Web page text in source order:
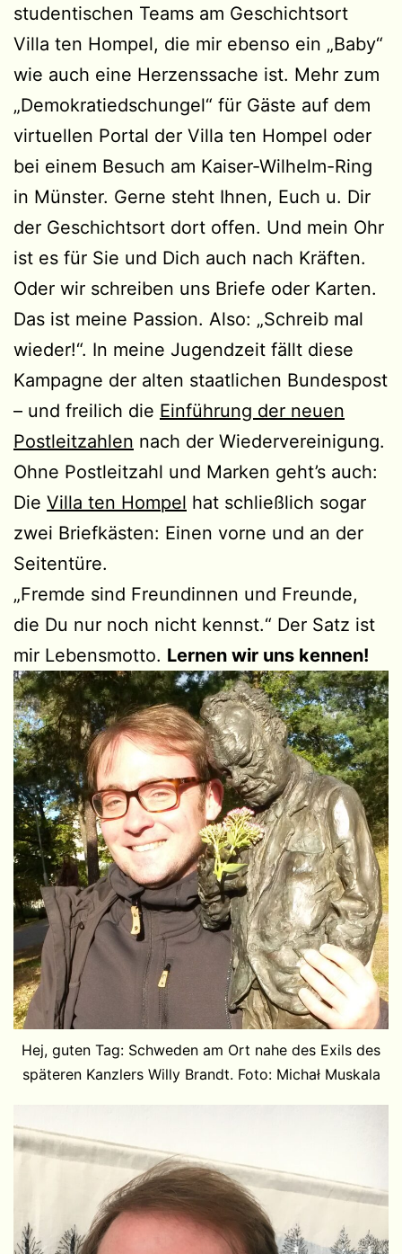
studentischen Teams am Geschichtsort
Villa ten Hompel, die mir ebenso ein „Baby“
wie auch eine Herzenssache ist. Mehr zum
„Demokratiedschungel“ für Gäste auf dem
virtuellen Portal der Villa ten Hompel oder
bei einem Besuch am Kaiser-Wilhelm-Ring
in Münster. Gerne steht Ihnen, Euch u. Dir
der Geschichtsort dort offen. Und mein Ohr
ist es für Sie und Dich auch nach Kräften.
Oder wir schreiben uns Briefe oder Karten.
Das ist meine Passion. Also: „Schreib mal
wieder!“. In meine Jugendzeit fällt diese
Kampagne der alten staatlichen Bundespost
– und freilich die Einführung der neuen
Postleitzahlen nach der Wiedervereinigung.
Ohne Postleitzahl und Marken geht’s auch:
Die Villa ten Hompel hat schließlich sogar
zwei Briefkästen: Einen vorne und an der
Seitentüre.
„Fremde sind Freundinnen und Freunde,
die Du nur noch nicht kennst.“ Der Satz ist
mir Lebensmotto. Lernen wir uns kennen!
Hej, guten Tag: Schweden am Ort nahe des Exils des
späteren Kanzlers Willy Brandt. Foto: Michał Muskala